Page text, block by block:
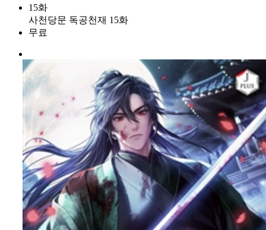
15화
사천당문 독공천재 15화
무료